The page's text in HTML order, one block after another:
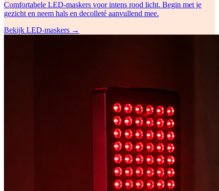
Comfortabele LED-maskers voor intens rood licht. Begin met je
gezicht en neem hals en decolleté aanvullend mee.
Bekijk LED-maskers →